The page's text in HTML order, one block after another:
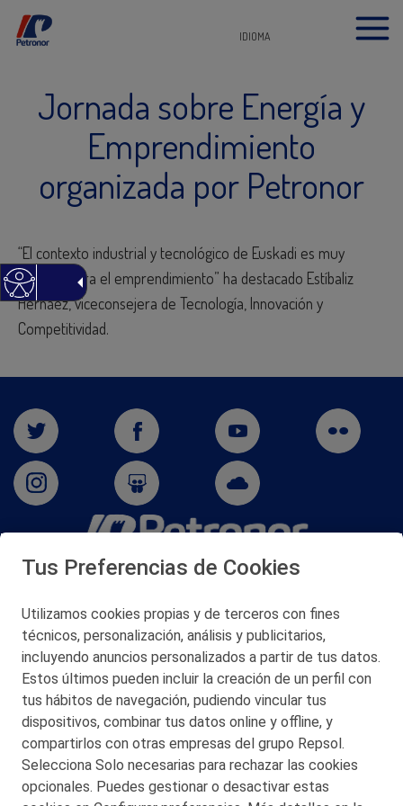
IDIOMA
Jornada sobre Energía y
Emprendimiento
organizada por Petronor
“El contexto industrial y tecnológico de Euskadi es muy
propicio para el emprendimiento” ha destacado Estíbaliz
Hernáez, viceconsejera de Tecnología, Innovación y
Competitividad.
San Martín 5-Edificio Muñatones,
© 2026 Petronor S.A.
CONTACTO
MAPA WEB
Tus Preferencias de Cookies
Utilizamos cookies propias y de terceros con fines
técnicos, personalización, análisis y publicitarios,
incluyendo anuncios personalizados a partir de tus datos.
Estos últimos pueden incluir la creación de un perfil con
tus hábitos de navegación, pudiendo vincular tus
dispositivos, combinar tus datos online y offline, y
compartirlos con otras empresas del grupo Repsol.
Selecciona Solo necesarias para rechazar las cookies
opcionales. Puedes gestionar o desactivar estas